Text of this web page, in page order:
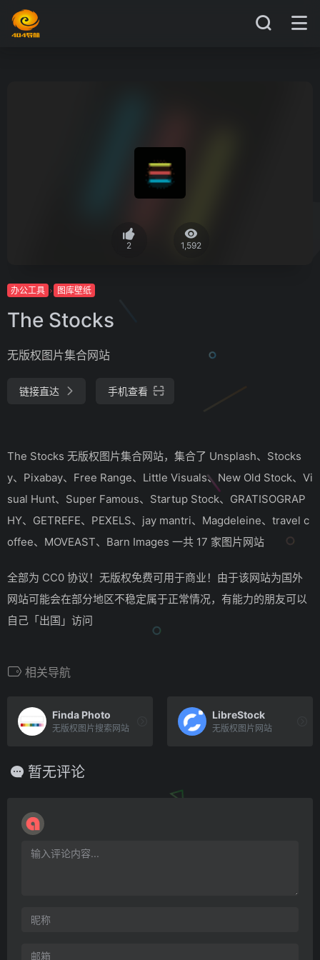
2 1,592
办公工具 图库壁纸
The Stocks
无版权图片集合网站
链接直达 手机查看
The Stocks 无版权图片集合网站，集合了 Unsplash、Stocks
y、Pixabay、Free Range、Little Visuals、New Old Stock、Vi
sual Hunt、Super Famous、Startup Stock、GRATISOGRAP
HY、GETREFE、PEXELS、jay mantri、Magdeleine、travel c
offee、MOVEAST、Barn Images 一共 17 家图片网站
全部为 CC0 协议！无版权免费可用于商业！由于该网站为国外
网站可能会在部分地区不稳定属于正常情况，有能力的朋友可以
自己「出国」访问
相关导航
Finda Photo
无版权图片搜索网站
LibreStock
无版权图片网站
暂无评论